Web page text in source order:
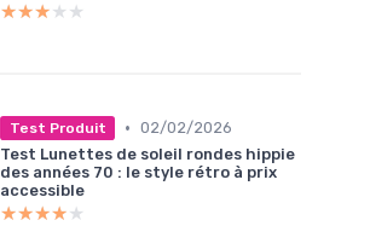
★★★★★
★★★★★
Test Produit • 02/02/2026
Test Lunettes de soleil rondes hippie
des années 70 : le style rétro à prix
accessible
★★★★★
★★★★★